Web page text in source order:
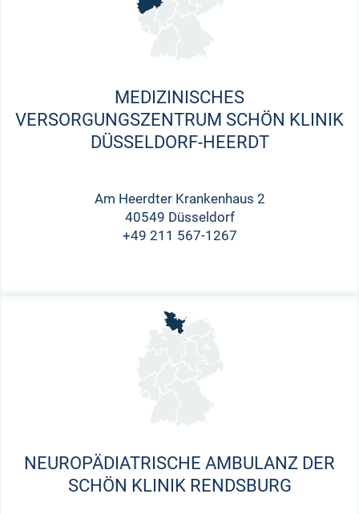
MEDIZINISCHES
VERSORGUNGSZENTRUM SCHÖN KLINIK
DÜSSELDORF-HEERDT
Am Heerdter Krankenhaus 2
40549 Düsseldorf
+49 211 567-1267
NEUROPÄDIATRISCHE AMBULANZ DER
SCHÖN KLINIK RENDSBURG